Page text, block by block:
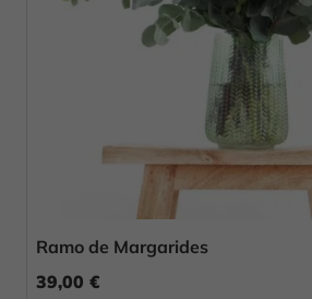
Ramo de Margarides
39,00 €